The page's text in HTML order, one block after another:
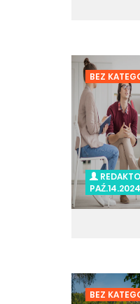
BEZ
PAŹ.14.2024
BEZ